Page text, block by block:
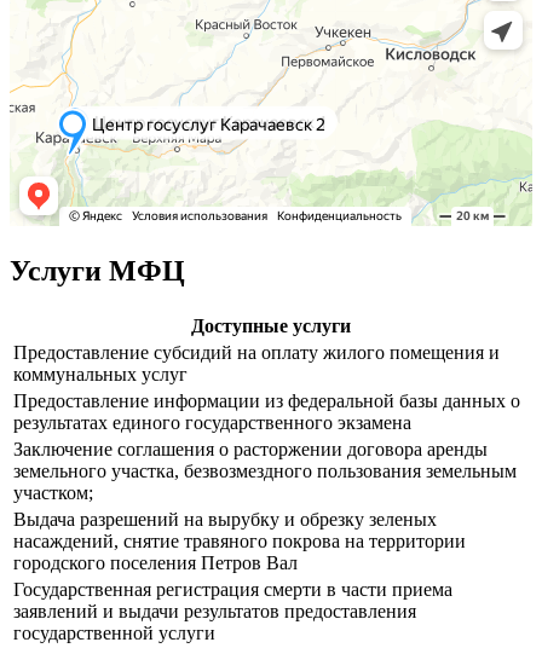
Услуги МФЦ
Доступные услуги
Предоставление субсидий на оплату жилого помещения и
коммунальных услуг
Предоставление информации из федеральной базы данных о
результатах единого государственного экзамена
Заключение соглашения о расторжении договора аренды
земельного участка, безвозмездного пользования земельным
участком;
Выдача разрешений на вырубку и обрезку зеленых
насаждений, снятие травяного покрова на территории
городского поселения Петров Вал
Государственная регистрация смерти в части приема
заявлений и выдачи результатов предоставления
государственной услуги